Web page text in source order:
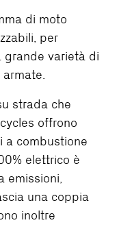
di moto
per
grande varietà di
strada che
offrono
a combustione
elettrico è
emissioni,
una coppia
inoltre